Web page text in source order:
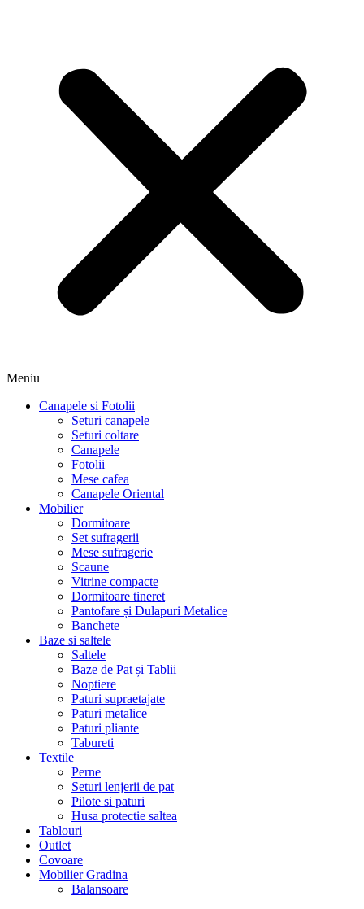
Meniu
Canapele si Fotolii
Seturi canapele
Seturi coltare
Canapele
Fotolii
Mese cafea
Canapele Oriental
Mobilier
Dormitoare
Set sufragerii
Mese sufragerie
Scaune
Vitrine compacte
Dormitoare tineret
Pantofare și Dulapuri Metalice
Banchete
Baze si saltele
Saltele
Baze de Pat și Tablii
Noptiere
Paturi supraetajate
Paturi metalice
Paturi pliante
Tabureti
Textile
Perne
Seturi lenjerii de pat
Pilote si paturi
Husa protectie saltea
Tablouri
Outlet
Covoare
Mobilier Gradina
Balansoare